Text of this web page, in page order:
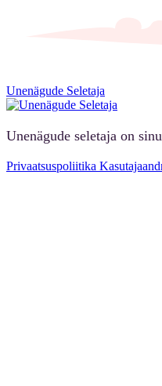
Unenägude Seletaja
Unenägude seletaja on
Privaatsuspoliitika